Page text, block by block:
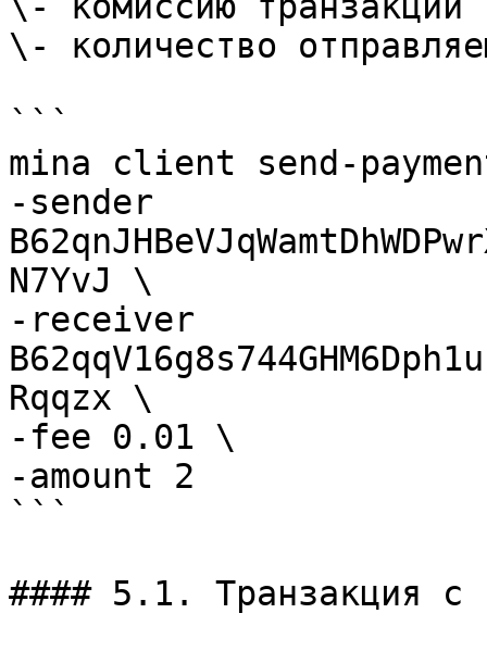
\- количество
```
mina client send-
-sender
N7YvJ \
-receiver
Rqqzx \
-fee 0.01 \
-amount 2
```
#### 5.1. Транзакция с